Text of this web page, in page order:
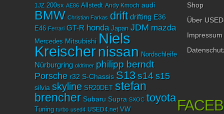
1JZ 200sx AE86 Allstedt Andy Kmoch audi
BMW Christian Farkas drift drifting E36
E46 Ferrari GT-R honda Japan JDM mazda
Mercedes Mitsubishi Niels
Kreischer nissan Nordschleife
Nürburgring oldtimer philipp berndt
Porsche r32 S-Chassis S13 s14 s15
silvia skyline SR20DET stefan
brencher Subaru Supra SXOC toyota
Tuning turbo used4 USED4.net VW
Shop
Über
Impressum